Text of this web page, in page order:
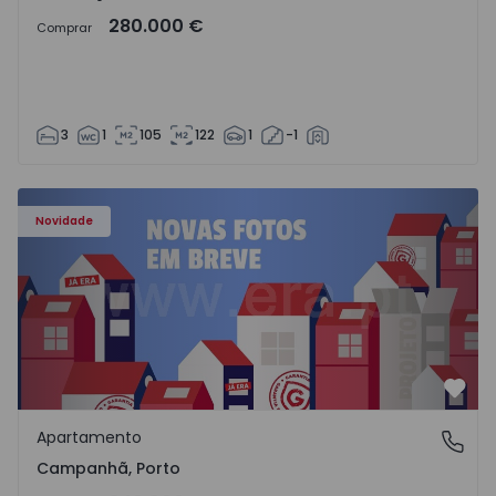
Comprar 280.000 €
3 1 105 122 1 -1
Novidade
Apartamento T3 Porto, Campanhã - 1575504 - 1
Campanhã, Porto
Apartamento
Campanhã, Porto